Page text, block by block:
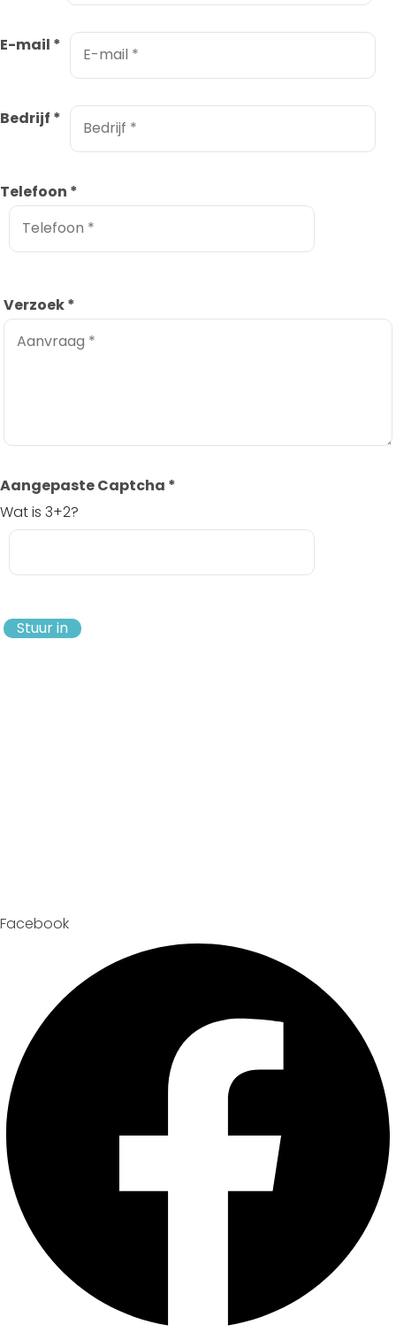
E-mail *
Bedrijf *
Telefoon *
Verzoek*
Aangepaste Captcha *
Wat is 3+2?
Stuur in
Facebook